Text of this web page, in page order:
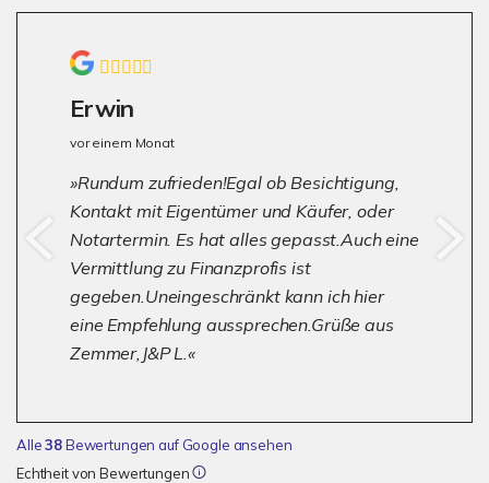
Erwin
vor einem Monat
Rundum zufrieden!Egal ob Besichtigung,
Kontakt mit Eigentümer und Käufer, oder
Notartermin. Es hat alles gepasst.Auch eine
Vermittlung zu Finanzprofis ist
gegeben.Uneingeschränkt kann ich hier
eine Empfehlung aussprechen.Grüße aus
Zemmer,J&P L.
Alle38Bewertungen auf Google ansehen
Echtheit von Bewertungen